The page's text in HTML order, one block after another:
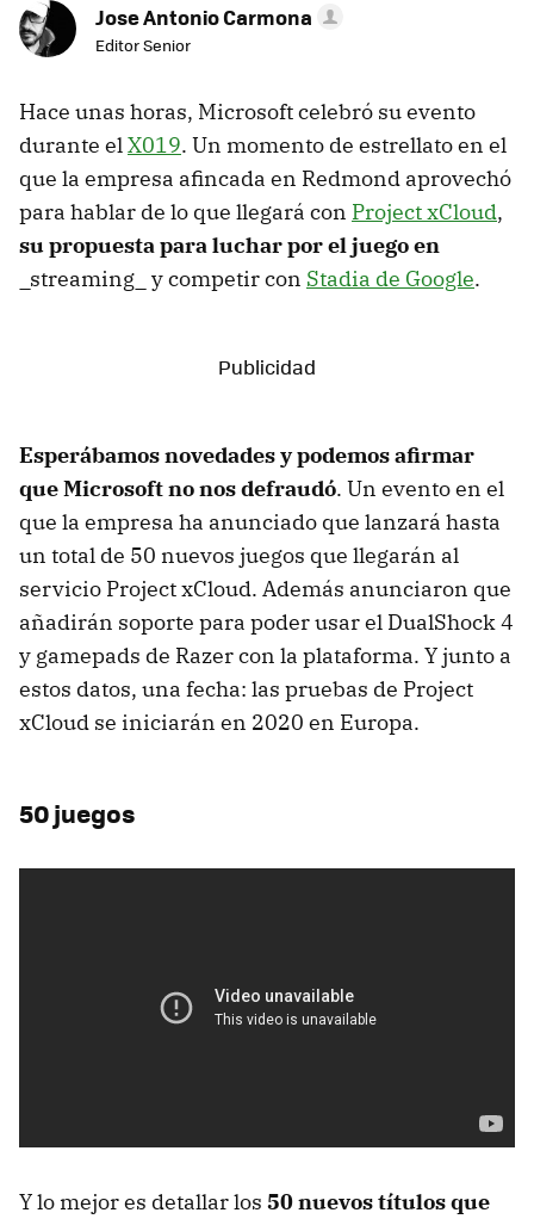
Jose Antonio Carmona
Editor Senior
Hace unas horas, Microsoft celebró su evento
durante elX019. Un momento de estrellato en el
que la empresa afincada en Redmond aprovechó
para hablar de lo que llegará con Project xCloud,
su propuesta para luchar por el juego en
_streaming_ y competir con Stadia de Google.
Esperábamos novedades y podemos afirmar
que Microsoft no nos defraudó. Un evento en el
que la empresa ha anunciado que lanzará hasta
un total de 50 nuevos juegos que llegarán al
servicio Project xCloud. Además anunciaron que
añadirán soporte para poder usar el DualShock 4
y gamepads de Razer con la plataforma. Y junto a
estos datos, una fecha: las pruebas de Project
xCloud se iniciarán en 2020 en Europa.
50 juegos
Y lo mejor es detallar los 50 nuevos títulos que